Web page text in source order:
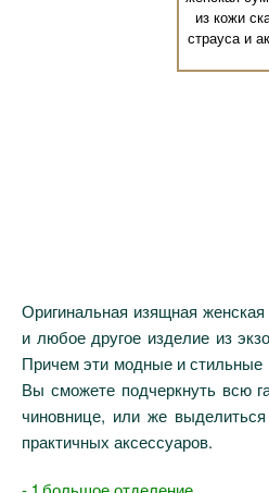
Оригинальная изящная
и любое другое изделие из
Причем эти модные и стильные
Вы сможете подчеркнуть всю
чиновнице, или же
практичных аксессуаров.